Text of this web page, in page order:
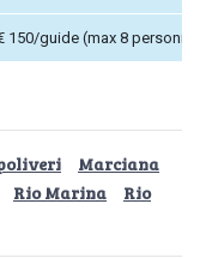
150/guide (max 8
Marciana
Rio Marina
Rio